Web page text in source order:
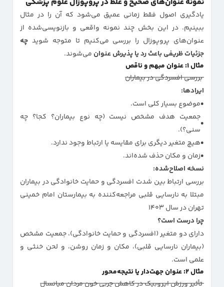
یادگیری اصول فقط زمانی عمیق می‌شود که آن را در مثال
ببینیم. در این بخش چند نمونه واقعی و بازنویسی‌شده از
عنوان‌های پروپوزال را بررسی می‌کنیم تا متوجه شوید چه
جزئیات ظریفی باعث رد یا پذیرش عنوان می‌شوند.
مثال ۱: عنوان مبهم و ناقص
بررسی افسردگی در بیماران
ایرادها:
موضوع بسیار کلی است.
جمعیت هدف مشخص نیست (چه نوع بیماران؟ کجا؟ چه
سنی؟).
هیچ متغیر دیگری برای مقایسه یا ارتباط وجود ندارد.
زمان و مکان حذف شده‌اند.
نسخه اصلاح‌شده:
بررسی ارتباط بین شدت افسردگی و حمایت خانوادگی در بیماران
مبتلا به نارسایی قلبی مراجعه‌کننده به بیمارستان امام خمینی
تهران در سال ۱۴۰۳
چرا درست است؟
دارای دو متغیر (افسردگی و حمایت خانوادگی)، جمعیت مشخص
(بیماران نارسایی قلبی)، مکان و زمان روشن، و لحن خنثی و
علمی است.
مثال ۲: عنوان جهت‌دار یا نتیجه‌محور
تأثیر ورزش ایروبیک در کاهش چربی خون مردان میانسال